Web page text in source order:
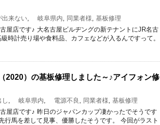
来ない, 岐阜県内, 同業者様, 基板修理
屋店です♪ 大名古屋ビルヂングの新テナントにJR名古
時計売り場や食料品、カフェなどが入るんですって。
2020）の基板修理しました～♪アイフォン修
, 岐阜県内, 電源不良 , 同業者様, 基板修理
屋店です♪ 昨日のジャパンカップ凄かったでそうです
行馬を差して見事、優勝したそうです。 今回がラスト